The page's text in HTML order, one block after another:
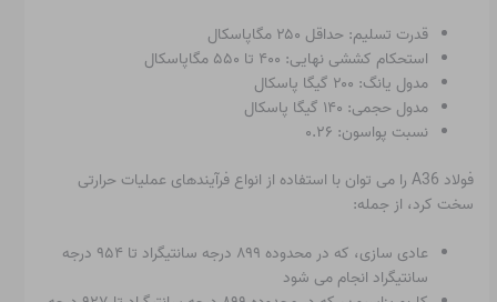
قدرت تسلیم: حداقل ۲۵۰ مگاپاسکال
استحکام کششی نهایی: ۴۰۰ تا ۵۵۰ مگاپاسکال
مدول یانگ: ۲۰۰ گیگا پاسکال
مدول حجمی: ۱۴۰ گیگا پاسکال
نسبت پواسون: ۰.۲۶
فولاد A36 را می توان با استفاده از انواع فرآیندهای عملیات حرارتی
سخت کرد، از جمله:
عادی سازی، که در محدوده ۸۹۹ درجه سانتیگراد تا ۹۵۴ درجه
سانتیگراد انجام می شود